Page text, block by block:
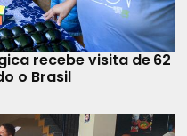
recebe visita de 62
o Brasil